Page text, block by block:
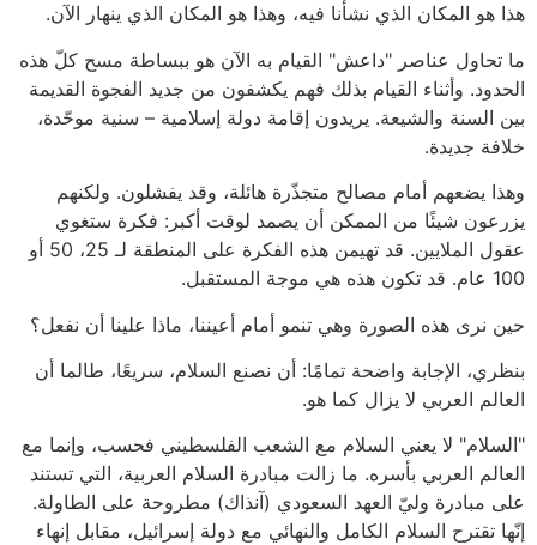
هذا هو المكان الذي نشأنا فيه، وهذا هو المكان الذي ينهار الآن.
ما تحاول عناصر "داعش" القيام به الآن هو ببساطة مسح كلّ هذه
الحدود. وأثناء القيام بذلك فهم يكشفون من جديد الفجوة القديمة
بين السنة والشيعة. يريدون إقامة دولة إسلامية – سنية موحّدة،
خلافة جديدة.
وهذا يضعهم أمام مصالح متجذّرة هائلة، وقد يفشلون. ولكنهم
يزرعون شيئًا من الممكن أن يصمد لوقت أكبر: فكرة ستغوي
عقول الملايين. قد تهيمن هذه الفكرة على المنطقة لـ 25، 50 أو
100 عام. قد تكون هذه هي موجة المستقبل.
حين نرى هذه الصورة وهي تنمو أمام أعيننا، ماذا علينا أن نفعل؟
بنظري، الإجابة واضحة تمامًا: أن نصنع السلام، سريعًا، طالما أن
العالم العربي لا يزال كما هو.
"السلام" لا يعني السلام مع الشعب الفلسطيني فحسب، وإنما مع
العالم العربي بأسره. ما زالت مبادرة السلام العربية، التي تستند
على مبادرة وليّ العهد السعودي (آنذاك) مطروحة على الطاولة.
إنّها تقترح السلام الكامل والنهائي مع دولة إسرائيل، مقابل إنهاء